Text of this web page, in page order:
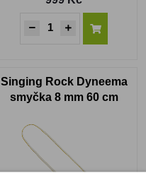
Singing Rock Dyneema
smyčka 8 mm 60 cm